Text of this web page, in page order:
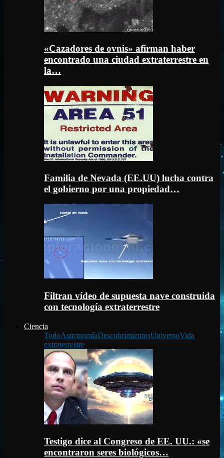
«Cazadores de ovnis» afirman haber
encontrado una ciudad extraterrestre en
la…
Familia de Nevada (EE.UU) lucha contra
el gobierno por una propiedad…
Filtran vídeo de supuesta nave construida
con tecnología extraterrestre
Ciencia
TodoAstronomíaDescubrimientosUniversoVida
extraterrestre
Testigo dice al Congreso de EE. UU.: «se
encontraron seres biológicos…